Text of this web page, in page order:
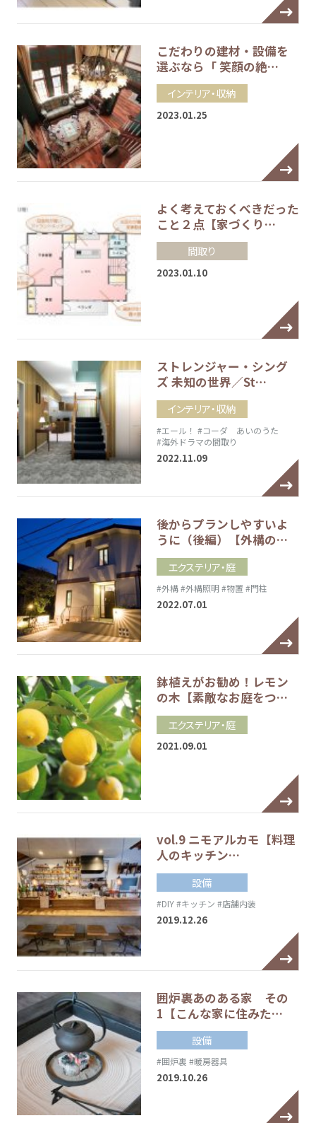
こだわりの建材・設備を
選ぶなら「 笑顔の絶…
インテリア・収納
2023.01.25
よく考えておくべきだった
こと２点【家づくり…
間取り
2023.01.10
ストレンジャー・シング
ズ 未知の世界／St…
インテリア・収納
#エール！ #コーダ あいのうた
#海外ドラマの間取り
2022.11.09
後からプランしやすいよ
うに（後編）【外構の…
エクステリア・庭
#外構#外構照明 #物置 #門柱
2022.07.01
鉢植えがお勧め！レモン
の木【素敵なお庭をつ…
エクステリア・庭
2021.09.01
vol.9 ニモアルカモ【料理
人のキッチン…
設備
#DIY#キッチン #店舗内装
2019.12.26
囲炉裏あのある家 その
1【こんな家に住みた…
設備
#囲炉裏 #暖房器具
2019.10.26